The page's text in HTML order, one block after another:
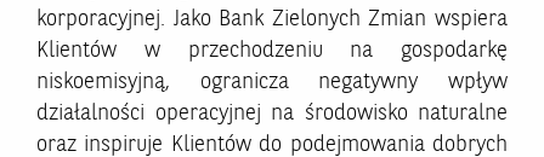
korporacyjnej. Jako Bank Zielonych Zmian wspiera
Klientów w przechodzeniu na gospodarkę
niskoemisyjną, ogranicza negatywny wpływ
działalności operacyjnej na środowisko naturalne
oraz inspiruje Klientów do podejmowania dobrych